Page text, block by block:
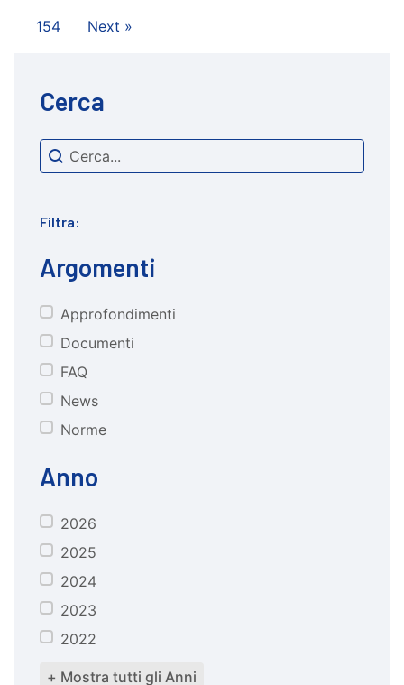
154
Next »
Cerca
cerca
Search content
Filtra:
Argomenti
CATEGORIE
Approfondimenti
Documenti
FAQ
News
Norme
Anno
anno2026
2025
2024
2023
2022
+ Mostra tutti gli Anni